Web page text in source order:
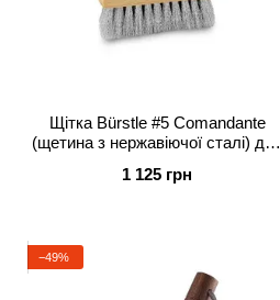
Щітка Bürstle #5 Comandante
(щетина з нержавіючої сталі) для
1 125 грн
−49%